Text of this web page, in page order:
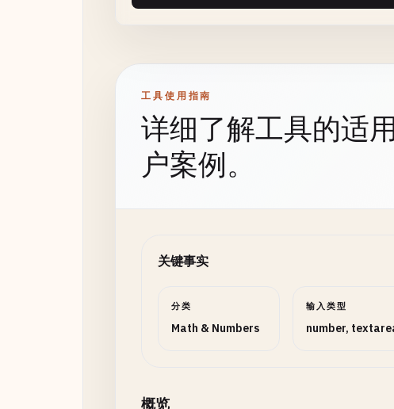
工具使用指南
详细了解工具的适
户案例。
关键事实
分类
Math & Numbers
输入类型
number,
概览